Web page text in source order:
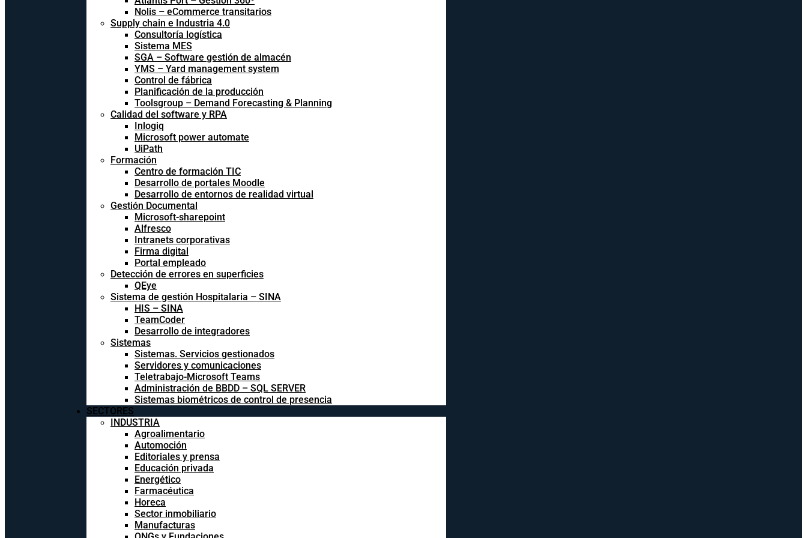
Nolis – eCommerce transitarios
Supply chain e Industria 4.0
Consultoría logística
Sistema MES
SGA – Software gestión de almacén
YMS – Yard management system
Control de fábrica
Planificación de la producción
Toolsgroup – Demand Forecasting & Planning
Calidad del software y RPA
Inlogiq
Microsoft power automate
UiPath
Formación
Centro de formación TIC
Desarrollo de portales Moodle
Desarrollo de entornos de realidad virtual
Gestión Documental
Microsoft-sharepoint
Alfresco
Intranets corporativas
Firma digital
Portal empleado
Detección de errores en superficies
QEye
Sistema de gestión Hospitalaria – SINA
HIS – SINA
TeamCoder
Desarrollo de integradores
Sistemas
Sistemas. Servicios gestionados
Servidores y comunicaciones
Teletrabajo-Microsoft Teams
Administración de BBDD – SQL SERVER
Sistemas biométricos de control de presencia
SECTORES
INDUSTRIA
Agroalimentario
Automoción
Editoriales y prensa
Educación privada
Energético
Farmacéutica
Horeca
Sector inmobiliario
Manufacturas